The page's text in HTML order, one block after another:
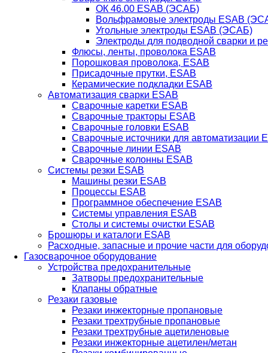
ОК 46.00 ESAB (ЭСАБ)
Вольфрамовые электроды ESAB
Угольные электроды ESAB (ЭСАБ)
Электроды для подводной сварки и
Флюсы, ленты, проволока ESAB
Порошковая проволока, ESAB
Присадочные прутки, ESAB
Керамические подкладки ESAB
Автоматизация сварки ESAB
Сварочные каретки ESAB
Сварочные тракторы ESAB
Сварочные головки ESAB
Сварочные источники для автоматизации
Сварочные линии ESAB
Сварочные колонны ESAB
Системы резки ESAB
Машины резки ESAB
Процессы ESAB
Программное обеспечение ESAB
Системы управления ESAB
Столы и системы очистки ESAB
Брошюры и каталоги ESAB
Расходные, запасные и прочие части для
Газосварочное оборудование
Устройства предохранительные
Затворы предохранительные
Клапаны обратные
Резаки газовые
Резаки инжекторные пропановые
Резаки трехтрубные пропановые
Резаки трехтрубные ацетиленовые
Резаки инжекторные ацетилен/метан